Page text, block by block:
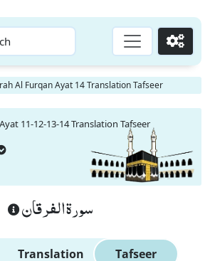
Go
Al Furqan Ayat 14 Translation Tafseer
11-12-13-14 Translation Tafseer
سورة الفرقان
Translation Tafseer